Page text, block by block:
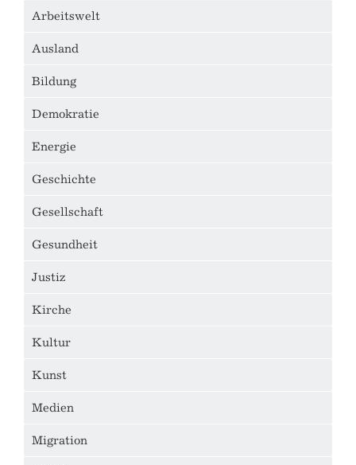
Arbeitswelt
Ausland
Bildung
Demokratie
Energie
Geschichte
Gesellschaft
Gesundheit
Justiz
Kirche
Kultur
Kunst
Medien
Migration